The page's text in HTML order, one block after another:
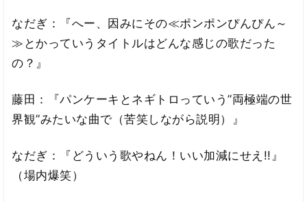
なだぎ：『へー、因みにその≪ポンポンぴんぴん～
≫とかっていうタイトルはどんな感じの歌だった
の？』
藤田：『パンケーキとネギトロっていう”両極端の世
界観”みたいな曲で（苦笑しながら説明）』
なだぎ：『どういう歌やねん！いい加減にせえ!!』
（場内爆笑）